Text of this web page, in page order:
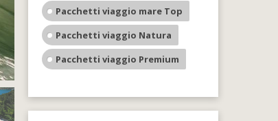
Pacchetti viaggio mare Top
Pacchetti viaggio Natura
Pacchetti viaggio Premium